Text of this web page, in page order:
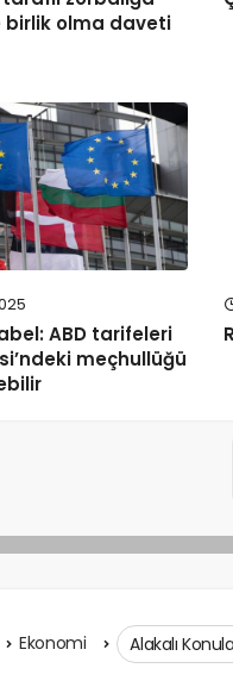
birlik olma daveti
ABD tarifeleri
meçhullüğü
Ekonomi Alakalı